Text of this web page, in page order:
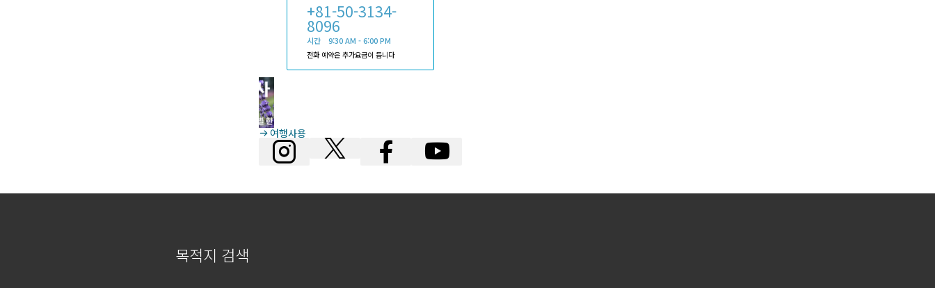
+81-50-3134-
8096
시간 9:30 AM - 6:00 PM
전화 예약은 추가요금이 듭니다
여행사용
목적지 검색